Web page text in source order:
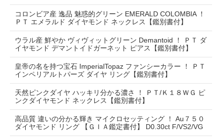
コロンビア産 逸品 魅惑的グリーン EMERALD COLOMBIA ！
ＰＴ エメラルド ダイヤモンド ネックレス【鑑別書付】
ウラル産 鮮やか ヴィヴィットグリーン Demantoid ！ ＰＴ ダ
イヤモンド デマントイドガーネット ピアス【鑑別書付】
皇帝の名を持つ宝石 ImperialTopaz ファンシーカラー ！ ＰＴ
インペリアルトパーズ ダイヤ リング【鑑別書付】
天然ピンクダイヤ ハッキリ分かる濃さ ！ ＰＴ/Ｋ１８ＷＧ ピ
ンクダイヤモンド ネックレス【鑑別書付】
高品質 違いの分かる輝き マイクロセッティング ！ Au７５０
ダイヤモンド リング 【ＧＩＡ鑑定書付】 D0.30ct F/VS2/VG